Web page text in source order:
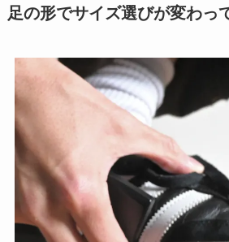
足の形でサイズ選びが変わっ